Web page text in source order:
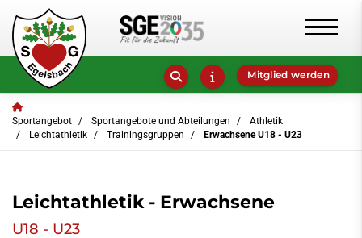
Mitglied werden
Sportangebot Sportangebote und Abteilungen
Athletik
Leichtathletik
Trainingsgruppen Erwachsene U18 - U23
Leichtathletik - Erwachsene
U18 - U23